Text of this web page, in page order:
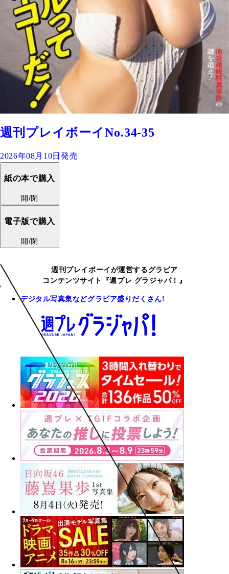
週刊プレイボーイNo.34-35
2026年08月10日発売
紙の本で購入
開/閉
電子版で購入
開/閉
週刊プレイボーイが運営するグラビア
コンテンツサイト『週プレ グラジャパ！』
デジタル写真集などグラビア盛りだくさん!